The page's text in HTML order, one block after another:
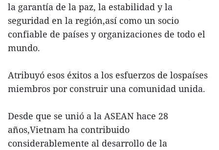
la garantía de la paz, la estabilidad y la
seguridad en la región,así como un socio
confiable de países y organizaciones de todo el
mundo.
Atribuyó esos éxitos a los esfuerzos de lospaíses
miembros por construir una comunidad unida.
Desde que se unió a la ASEAN hace 28
años,Vietnam ha contribuido
considerablemente al desarrollo de la